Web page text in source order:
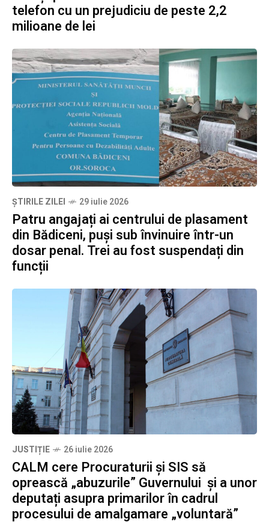
telefon cu un prejudiciu de peste 2,2
milioane de lei
ȘTIRILE ZILEI 29 iulie 2026
Patru angajați ai centrului de plasament
din Bădiceni, puși sub învinuire într-un
dosar penal. Trei au fost suspendați din
funcții
JUSTIȚIE 26 iulie 2026
CALM cere Procuraturii și SIS să
oprească „abuzurile” Guvernului și a unor
deputați asupra primarilor în cadrul
procesului de amalgamare „voluntară”